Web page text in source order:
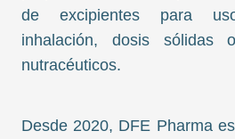
de excipientes para
inhalación, dosis sólidas
nutracéuticos.
Desde 2020, DFE Pharma